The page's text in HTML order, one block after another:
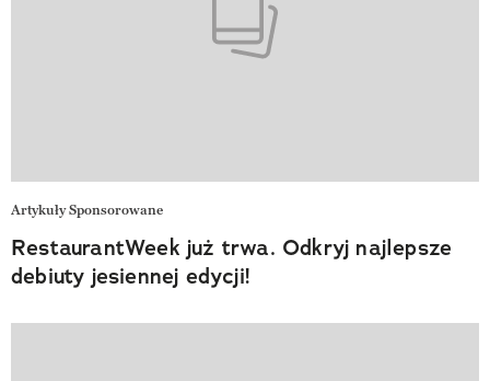
Artykuły Sponsorowane
RestaurantWeek już trwa. Odkryj najlepsze
debiuty jesiennej edycji!